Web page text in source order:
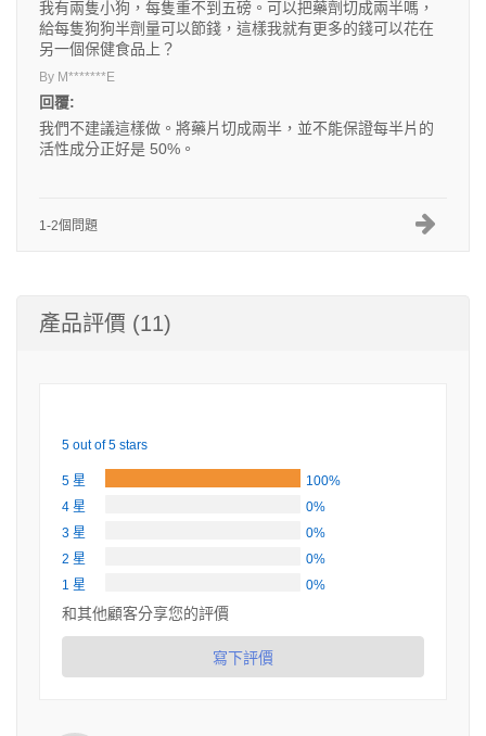
我有兩隻小狗，每隻重不到五磅。可以把藥劑切成兩半嗎，
給每隻狗狗半劑量可以節錢，這樣我就有更多的錢可以花在
另一個保健食品上？
By M*******E
回覆:
我們不建議這樣做。將藥片切成兩半，並不能保證每半片的
活性成分正好是 50%。
1-2個問題
產品評價 (11)
5 out of 5 stars
5 星
100%
4 星
0%
3 星
0%
2 星
0%
1 星
0%
和其他顧客分享您的評價
寫下評價